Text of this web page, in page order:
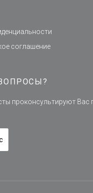
соглашение
проконсультируют